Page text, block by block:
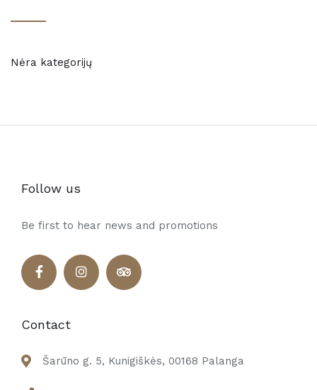
Nėra kategorijų
Follow us
Be first to hear news and promotions
Contact
Šarūno g. 5, Kunigiškės, 00168 Palanga